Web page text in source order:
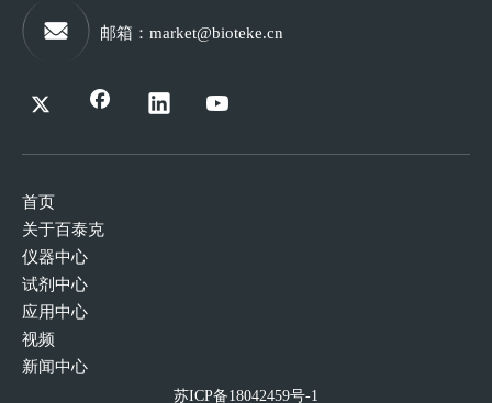
邮箱 ： market@bioteke.cn
首页
关于百泰克
仪器中心
试剂中心
应用中心
视频
新闻中心
苏ICP备18042459号-1